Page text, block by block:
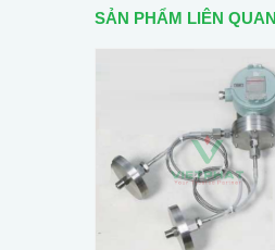
SẢN PHẨM LIÊN QUAN